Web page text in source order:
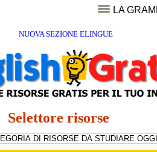
LA
NUOVA SEZIONE ELINGUE
Selettore risorse